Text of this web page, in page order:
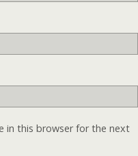
in this browser for the next